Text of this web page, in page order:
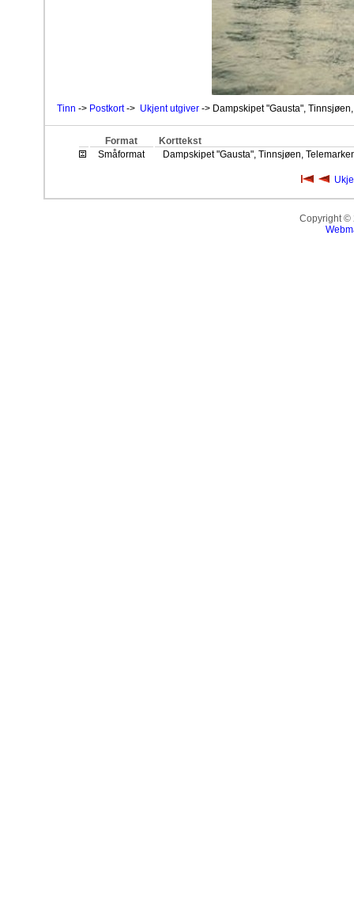
Tinn -> Postkort-> Ukjent utgiver -> Dampskipet "Gausta",
Format
Korttekst
Småformat
Dampskipet "Gausta", Tinnsjøen,
Copyright ©